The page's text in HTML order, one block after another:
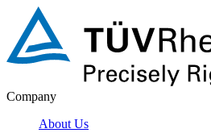
Company
About Us